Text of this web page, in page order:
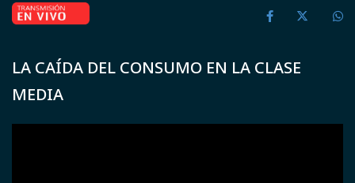
LA CAÍDA DEL CONSUMO EN LA CLASE
MEDIA